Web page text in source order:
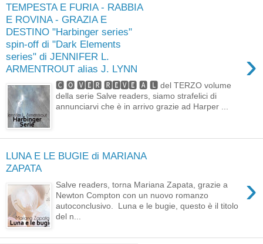
TEMPESTA E FURIA - RABBIA
E ROVINA - GRAZIA E
DESTINO "Harbinger series"
spin-off di "Dark Elements
series" di JENNIFER L.
ARMENTROUT alias J. LYNN
›
🅲 🅾 🆅🅴🆁 🆁🅴🆅🅴 🅰 🅻 del TERZO volume
della serie Salve readers, siamo strafelici di
annunciarvi che è in arrivo grazie ad Harper ...
LUNA E LE BUGIE di MARIANA
ZAPATA
›
Salve readers, torna Mariana Zapata, grazie a
Newton Compton con un nuovo romanzo
autoconclusivo. Luna e le bugie, questo è il titolo
del n...